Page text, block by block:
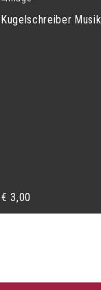
Kugelschreiber Musik
€ 3,00